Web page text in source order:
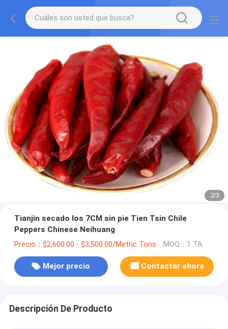
2/3
Tianjin secado los 7CM sin pie Tien Tsin Chile
Peppers Chinese Neihuang
Precio：$2,600.00 - $3,500.00/Metric Tons MOQ：1 TA
Mejor precio Contactar ahora
Descripción De Producto